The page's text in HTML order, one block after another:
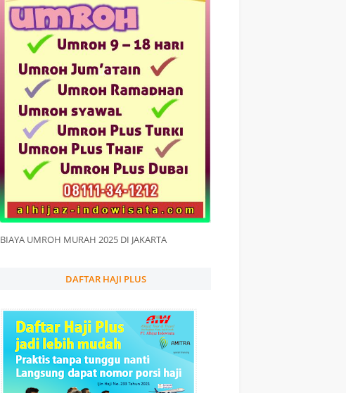
BIAYA UMROH MURAH 2025 DI JAKARTA
DAFTAR HAJI PLUS